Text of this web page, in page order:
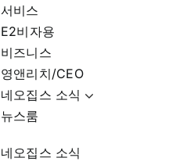
서비스
E2비자용
비즈니스
영앤리치/CEO
네오집스 소식
뉴스룸
네오집스 소식